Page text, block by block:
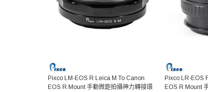
Pixco LM-EOS R Leica M To Canon
EOS R Mount 手動微距拍攝神力轉接環
Pixco LR-EOS
EOS R Mount